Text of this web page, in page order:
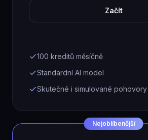
Začít
100 kreditů měsíčně
Standardní AI model
Skutečné i simulované pohovory
Nejoblíbenější